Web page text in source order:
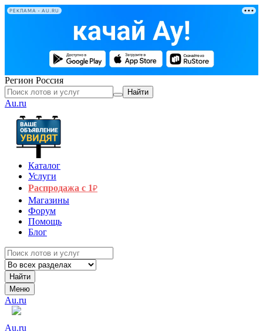
РЕКЛАМА • AU.RU
Регион Россия
Найти
Au.ru
Каталог
Услуги
Распродажа с 1₽
Магазины
Форум
Помощь
Блог
Найти
Меню
Au.ru
Au.ru